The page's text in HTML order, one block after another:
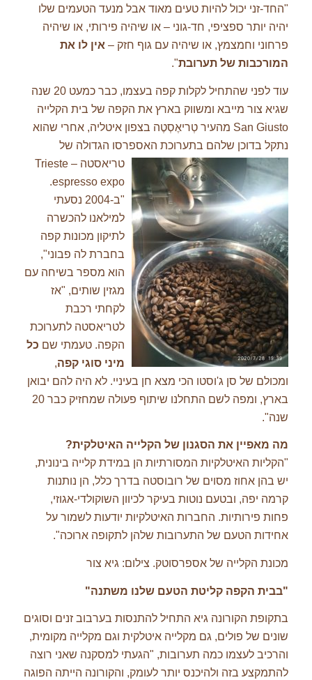
"החד-זני יכול להיות טעים מאוד אבל מנעד הטעמים שלו
יהיה יותר ספציפי, חד-גוני – או שיהיה פירותי, או שיהיה
פרחוני וחמצמץ, או שיהיה עם גוף חזק – אין לו את
המורכבות של תערובת".
עוד לפני שהתחיל לקלות קפה בעצמו, כבר כמעט 20 שנה
שגיא צור מייבא ומשווק בארץ את הקפה של בית הקלייה
San Giusto מהעיר טְריאֶסְטֶה בצפון איטליה, אחרי שהוא
נתקל בדוכן שלהם בתערוכת האספרסו הגדולה של
טריאסטה – Trieste
espresso expo.
"ב-2004 נסעתי
למילאנו להכשרה
לתיקון מכונות קפה
בחברת לה פבוני",
הוא מספר בשיחה עם
מגזין שותים, "אז
לקחתי רכבת
לטריאסטה לתערוכת
הקפה. טעמתי שם כל
מיני סוגי קפה,
ומכולם של סן ג'וסטו הכי מצא חן בעיניי. לא היה להם יבואן
בארץ, ומפה לשם התחלנו שיתוף פעולה שמחזיק כבר 20
שנה".
מה מאפיין את הסגנון של הקלייה האיטלקית?
"הקליות האיטלקיות המסורתיות הן במידת קלייה בינונית,
יש בהן אחוז מסוים של רובוסטה בדרך כלל, הן נותנות
קרמה יפה, ובטעם נוטות בעיקר לכיוון השוקולדי-אגוזי,
פחות פירותיות. החברות האיטלקיות יודעות לשמור על
אחידות הטעם של התערובות שלהן לתקופה ארוכה".
מכונת הקלייה של אספרסוטק. צילום: גיא צור
"בבית הקפה קליטת הטעם שלנו משתנה"
בתקופת הקורונה גיא התחיל להתנסות בערבוב זנים וסוגים
שונים של פולים, גם מקלייה איטלקית וגם מקלייה מקומית,
והרכיב לעצמו כמה תערובות, "הגעתי למסקנה שאני רוצה
להתמקצע בזה ולהיכנס יותר לעומק, והקורונה הייתה הפוגה